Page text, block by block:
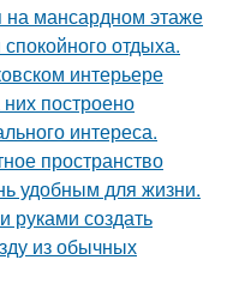
мансардном этаже
отдыха.
интерьере
построено
интереса.
пространство
удобным для жизни.
руками создать
из обычных